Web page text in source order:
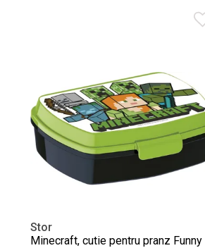
Stor
Minecraft, cutie pentru pranz Funny